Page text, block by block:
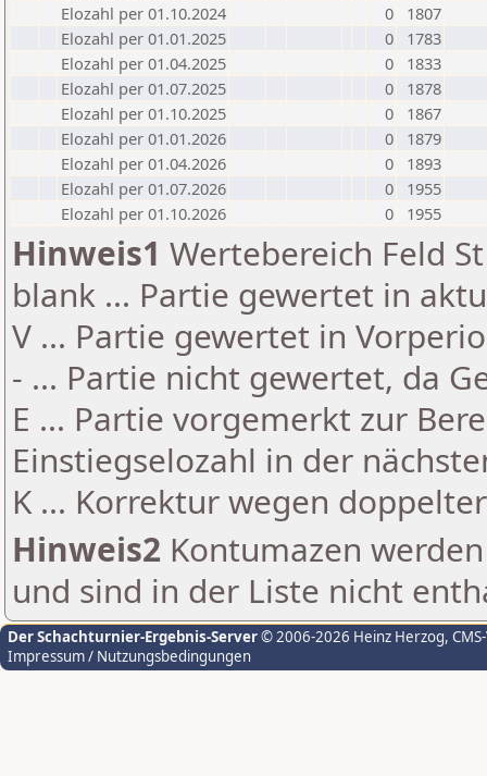
Elozahl per 01.10.2024
0
1807
Elozahl per 01.01.2025
0
1783
Elozahl per 01.04.2025
0
1833
Elozahl per 01.07.2025
0
1878
Elozahl per 01.10.2025
0
1867
Elozahl per 01.01.2026
0
1879
Elozahl per 01.04.2026
0
1893
Elozahl per 01.07.2026
0
1955
Elozahl per 01.10.2026
0 1955
Hinweis1 Wertebereich Feld
blank ... Partie gewertet in
V ... Partie gewertet in
- ... Partie nicht gewertet, da
E ... Partie vorgemerkt zur
Einstiegselozahl in der
K ... Korrektur wegen
Hinweis2 Kontumazen
und sind in der Liste nicht
Der Schachturnier-Ergebnis-Server© 2006-2026 Heinz Herzog,
Impressum / Nutzungsbedingungen